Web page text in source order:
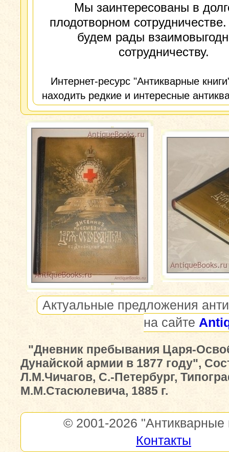
Мы заинтересованы в
плодотворном
будем рады
сотрудничеству.
Интернет-ресурс "Антикварные
находить редкие и интересные
Актуальные предложения
на сайте
"Дневник пребывания Царя-
Дунайской армии в 1877 году",
Л.М.Чичагов, С.-Петербург,
М.М.Стасюлевича, 1885 г.
© 2001-2026 "Антикварные
Контакты